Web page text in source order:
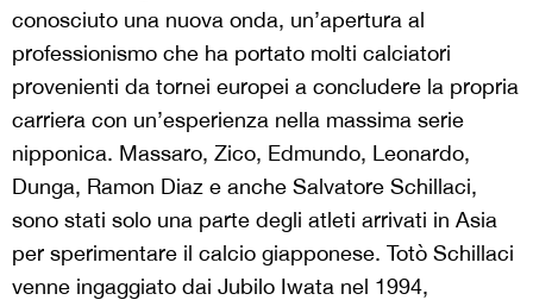
conosciuto una nuova onda, un’apertura al
professionismo che ha portato molti calciatori
provenienti da tornei europei a concludere la propria
carriera con un’esperienza nella massima serie
nipponica. Massaro, Zico, Edmundo, Leonardo,
Dunga, Ramon Diaz e anche Salvatore Schillaci,
sono stati solo una parte degli atleti arrivati in Asia
per sperimentare il calcio giapponese. Totò Schillaci
venne ingaggiato dai Jubilo Iwata nel 1994,